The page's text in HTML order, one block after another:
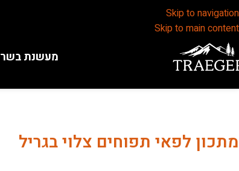
Skip to navigation
Skip to main content
מעשנת בשר
מתכון לפאי תפוחים צלוי בגריל